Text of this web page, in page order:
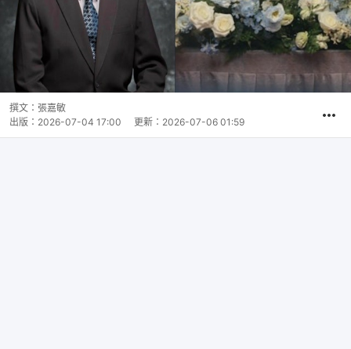
撰文： 張嘉敏
出版： 2026-07-04 17:00 更新： 2026-07-06 01:59